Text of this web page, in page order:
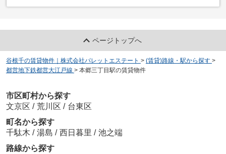
ページトップへ
谷根千の賃貸物件｜株式会社パレットエステート > (賃貸)路線・駅から探す >
都営地下鉄都営大江戸線 > 本郷三丁目駅の賃貸物件
市区町村から探す
文京区 / 荒川区 / 台東区
町名から探す
千駄木 / 湯島 / 西日暮里 / 池之端
路線から探す